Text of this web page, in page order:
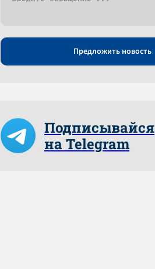
Предложить новость
Подписывайся
на Telegram